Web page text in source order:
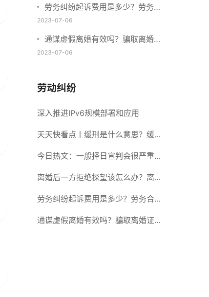
劳务纠纷起诉费用是多少？劳务合
同纠纷的诉讼费由谁承担？
2023-07-06
通谋虚假离婚有效吗？骗取离婚证
是违法行为吗？
2023-07-06
劳动纠纷
深入推进IPv6规模部署和应用
天天快看点丨缓刑是什么意思？缓刑
需要坐牢吗？
今日热文：一般择日宣判会很严重
吗？择日宣判会提前通知吗？
离婚后一方拒绝探望该怎么办？离婚
拒绝探视会怎么样？ 当前简讯
劳务纠纷起诉费用是多少？劳务合同
纠纷的诉讼费由谁承担？
通谋虚假离婚有效吗？骗取离婚证是